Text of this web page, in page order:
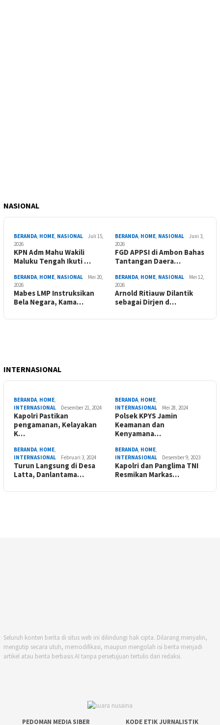
NASIONAL
BERANDA, HOME, NASIONAL
Juli 15,
2026
KPN Adm Mahu Wakili
Maluku Tengah Ikuti …
BERANDA, HOME, NASIONAL
Juni 3,
2026
FGD APPSI di Ambon Bahas
Tantangan Daera…
BERANDA, HOME, NASIONAL
Mei 20,
2026
Mabes LMP Instruksikan
Bela Negara, Kama…
BERANDA, HOME, NASIONAL
Mei 12,
2026
Arnold Ritiauw Dilantik
sebagai Dirjen d…
INTERNASIONAL
BERANDA, HOME,
INTERNASIONAL
Desember 21, 2024
Kapolri Pastikan
pengamanan, Kelayakan
K…
BERANDA, HOME,
INTERNASIONAL
Mei 28, 2024
Polsek KPYS Jamin
Keamanan dan
Kenyamana…
BERANDA, HOME,
INTERNASIONAL
Februari 3, 2024
Turun Langsung di Desa
Latta, Danlantama…
BERANDA, HOME,
INTERNASIONAL
Desember 9, 2023
Kapolri dan Panglima TNI
Resmikan Markas…
Seluruh konten berita di situs web ini dilindungi hak cipta. Dilarang menyalin,
mengutip secara utuh, memodifikasi, maupun mengolah isi berita menjadi
artikel atau berita berbasis AI tanpa persetujuan tertulis dari redaksi.
PEDOMAN MEDIA SIBER KODE ETIK JURNALISTIK